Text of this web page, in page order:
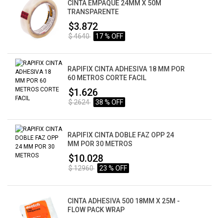
CINTA EMPAQUE 24MM X 50M
TRANSPARENTE
$3.872
$ 4640 17 % OFF
RAPIFIX CINTA ADHESIVA 18 MM POR
60 METROS CORTE FACIL
$1.626
$ 2624 38 % OFF
RAPIFIX CINTA DOBLE FAZ OPP 24
MM POR 30 METROS
$10.028
$ 12960 23 % OFF
CINTA ADHESIVA 500 18MM X 25M -
FLOW PACK WRAP